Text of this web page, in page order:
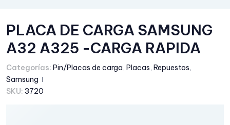
PLACA DE CARGA SAMSUNG
A32 A325 -CARGA RAPIDA
Categorías: Pin/Placas de carga, Placas, Repuestos,
Samsung
SKU: 3720